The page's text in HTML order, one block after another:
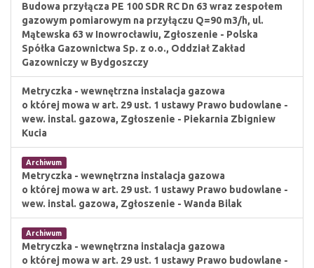
Budowa przyłącza PE 100 SDR RC Dn 63 wraz zespołem
gazowym pomiarowym na przyłączu Q=90 m3/h, ul.
Mątewska 63 w Inowrocławiu, Zgłoszenie - Polska
Spółka Gazownictwa Sp. z o.o., Oddział Zakład
Gazowniczy w Bydgoszczy
Metryczka - wewnętrzna instalacja gazowa
o której mowa w art. 29 ust. 1 ustawy Prawo budowlane -
wew. instal. gazowa, Zgłoszenie - Piekarnia Zbigniew
Kucia
Archiwum
Metryczka - wewnętrzna instalacja gazowa
o której mowa w art. 29 ust. 1 ustawy Prawo budowlane -
wew. instal. gazowa, Zgłoszenie - Wanda Bilak
Archiwum
Metryczka - wewnętrzna instalacja gazowa
o której mowa w art. 29 ust. 1 ustawy Prawo budowlane -